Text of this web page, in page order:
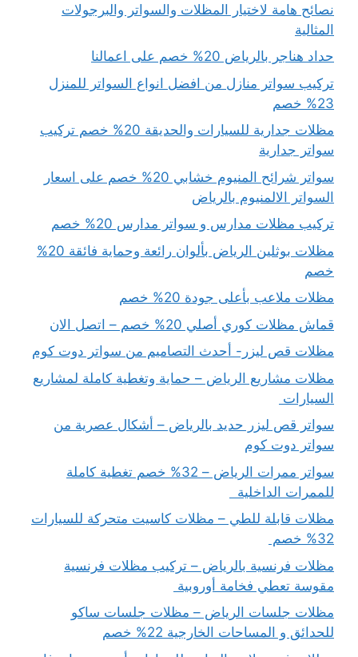
نصائح هامة لاختيار المظلات والسواتر والبرجولات
المثالية
حداد هناجر بالرياض 20% خصم على اعمالنا
تركيب سواتر منازل من افضل انواع السواتر للمنزل
23% خصم
مظلات جدارية للسيارات والحديقة 20% خصم تركيب
سواتر جدارية
سواتر شرائح المنيوم خشابي 20% خصم على اسعار
السواتر الالمنيوم بالرياض
تركيب مظلات مدارس و سواتر مدارس 20% خصم
مظلات بوثلين الرياض بألوان رائعة وحماية فائقة 20%
خصم
مظلات ملاعب بأعلى جودة 20% خصم
قماش مظلات كوري أصلي 20% خصم – اتصل الان
مظلات قص ليزر- أحدث التصاميم من سواتر دوت كوم
مظلات مشاريع الرياض – حماية وتغطية كاملة لمشاريع
السيارات
سواتر قص ليزر حديد بالرياض – أشكال عصرية من
سواتر دوت كوم
سواتر ممرات الرياض – 32% خصم تغطية كاملة
للممرات الداخلية
مظلات قابلة للطي – مظلات كاسيت متحركة للسيارات
32% خصم
مظلات فرنسية بالرياض – تركيب مظلات فرنسية
مقوسة تعطي فخامة أوروبية
مظلات جلسات الرياض – مظلات جلسات ساكو
للحدائق و المساحات الخارجية 22% خصم